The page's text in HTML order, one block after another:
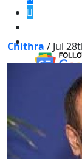
Chithra / Jul